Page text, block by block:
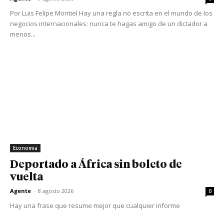
Por Luis Felipe Montiel Hay una regla no escrita en el mundo de los
negocios internacionales: nunca te hagas amigo de un dictador a
menos...
Economia
Deportado a África sin boleto de
vuelta
Agente - 8 agosto 2026 0
Hay una frase que resume mejor que cualquier informe